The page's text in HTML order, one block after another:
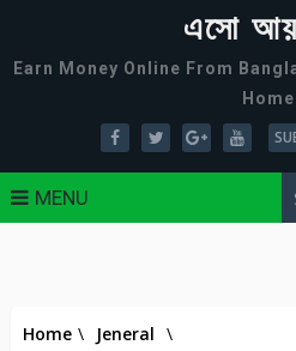
এসো
Earn Money Online From
Home
MENU
Home \ Jeneral \